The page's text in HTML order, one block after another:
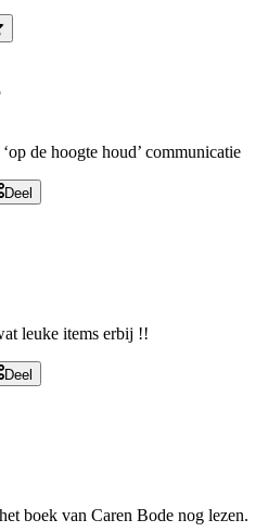
de hoogte houd’ communicatie
Deel
leuke items erbij !!
Deel
boek van Caren Bode nog lezen.